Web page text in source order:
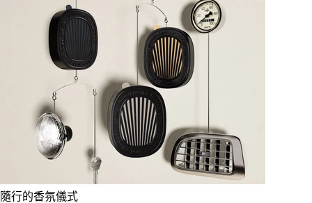
隨行的香氛儀式